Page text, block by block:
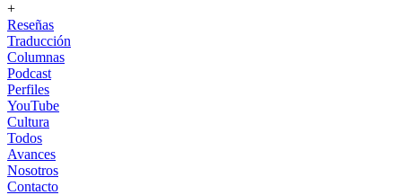
+
Reseñas
Traducción
Columnas
Podcast
Perfiles
YouTube
Cultura
Todos
Avances
Nosotros
Contacto